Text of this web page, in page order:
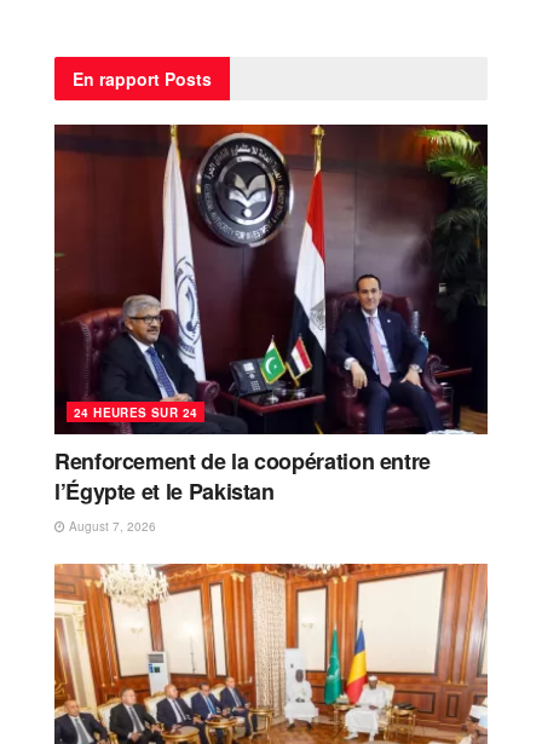
En rapport Posts
24 HEURES SUR 24
Renforcement de la coopération entre
l’Égypte et le Pakistan
August 7, 2026